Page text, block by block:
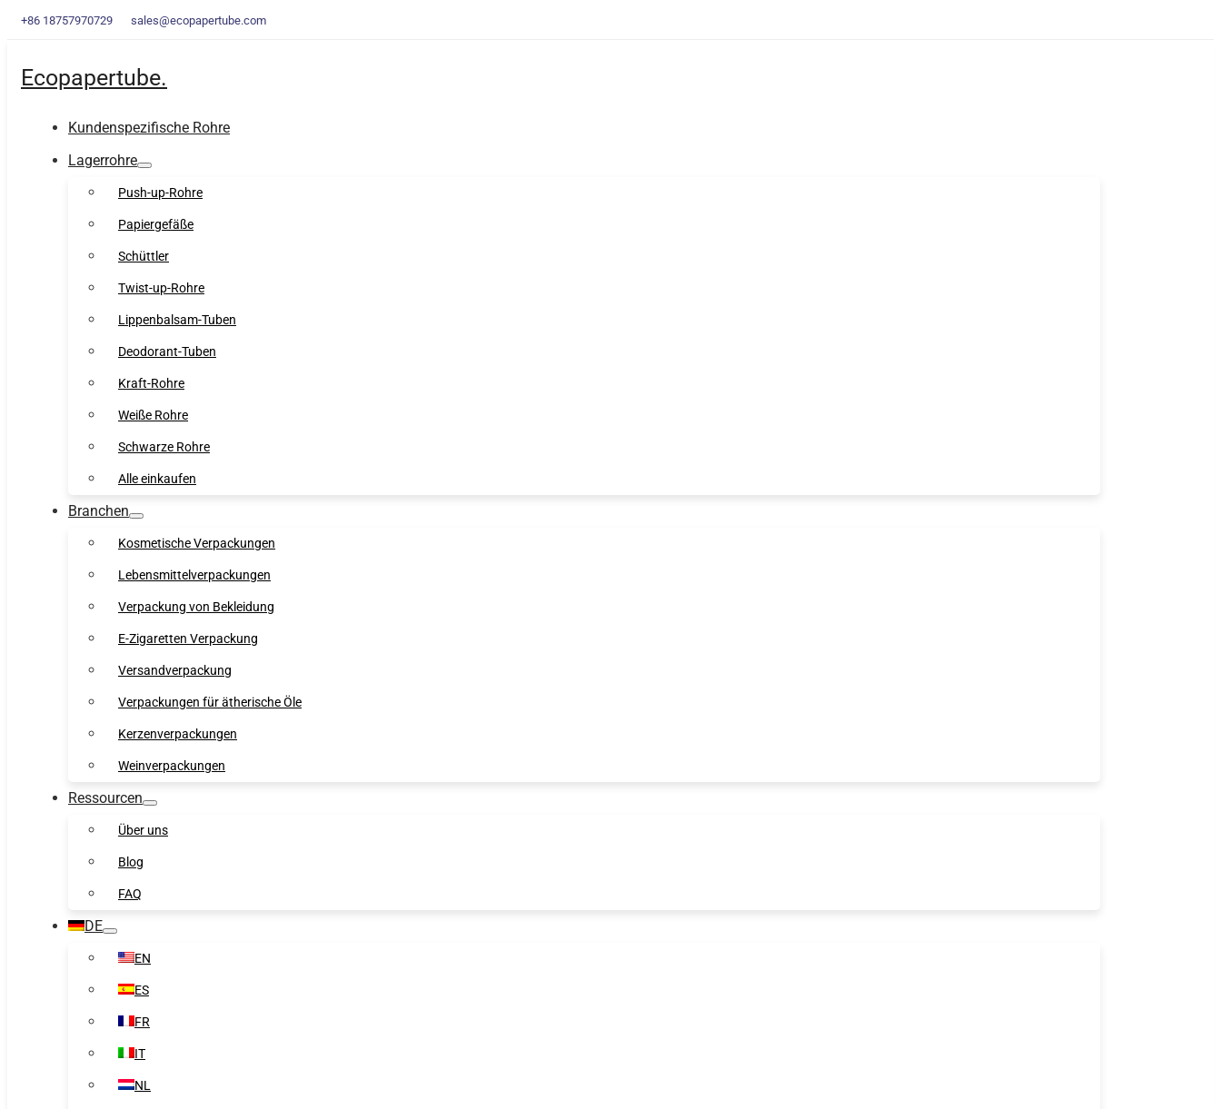
+86 18757970729 sales@ecopapertube.com
Ecopapertube.
Kundenspezifische Rohre
Lagerrohre
Push-up-Rohre
Papiergefäße
Schüttler
Twist-up-Rohre
Lippenbalsam-Tuben
Deodorant-Tuben
Kraft-Rohre
Weiße Rohre
Schwarze Rohre
Alle einkaufen
Branchen
Kosmetische Verpackungen
Lebensmittelverpackungen
Verpackung von Bekleidung
E-Zigaretten Verpackung
Versandverpackung
Verpackungen für ätherische Öle
Kerzenverpackungen
Weinverpackungen
Ressourcen
Über uns
Blog
FAQ
DE
EN
ES
FR
IT
NL